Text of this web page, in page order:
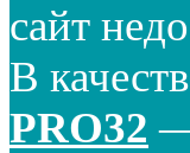
сайт
В
PRO32